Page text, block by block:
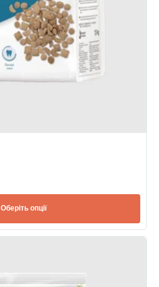
Оберіть опції